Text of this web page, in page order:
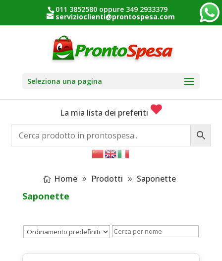
011 3852580 oppure 349 2933379
servizioclienti@prontospesa.com
Seleziona una pagina
La mia lista dei preferiti
Home Prodotti Saponette
Saponette